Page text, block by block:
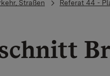
Straßen Referat 44 -